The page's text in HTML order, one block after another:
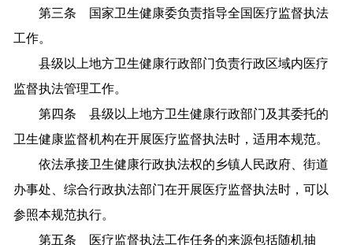
第三条 国家卫生健康委负责指导全国医疗监督执法
工作。
县级以上地方卫生健康行政部门负责行政区域内医疗
监督执法管理工作。
第四条 县级以上地方卫生健康行政部门及其委托的
卫生健康监督机构在开展医疗监督执法时，适用本规范。
依法承接卫生健康行政执法权的乡镇人民政府、街道
办事处、综合行政执法部门在开展医疗监督执法时，可以
参照本规范执行。
第五条 医疗监督执法工作任务的来源包括随机抽